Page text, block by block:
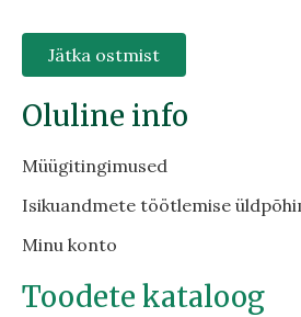
Jätka ostmist
Oluline info
Müügitingimused
Isikuandmete töötlemise
Minu konto
Toodete kataloog